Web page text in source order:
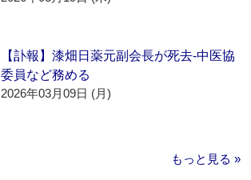
【訃報】漆畑日薬元副会長が死去‐中医協
委員など務める
2026年03月09日 (月)
もっと見る »